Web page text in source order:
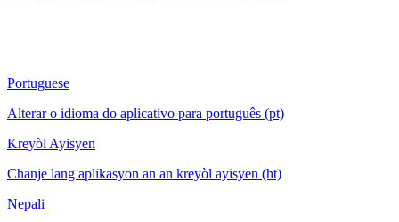
Portuguese
Alterar o idioma do aplicativo para português (pt)
Kreyòl Ayisyen
Chanje lang aplikasyon an an kreyòl ayisyen (ht)
Nepali